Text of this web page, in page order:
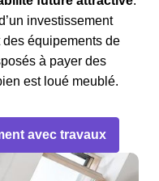
investissement
des équipements de
à payer des
est loué meublé.
avec travaux